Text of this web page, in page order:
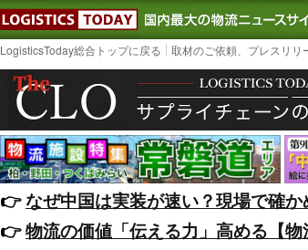
LOGISTICS TODAY｜国
LogisticsToday総合トップに戻る 取材のご依頼、プレスリリ
👉️なぜ中国は実装が速い？現場で確
👉️物流の価値「伝える力」高める【